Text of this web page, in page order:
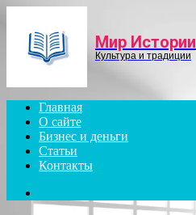
Мир Истории
Культура и традиции
Главная
О сайте
Бизнес и деньги
Статьи
Контакты
for